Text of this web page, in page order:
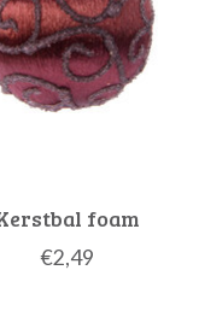
foam
€2,49